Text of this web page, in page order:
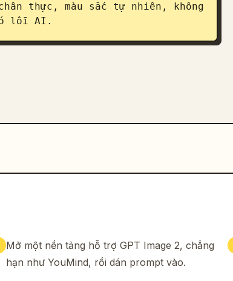
thực, màu sắc tự nhiên, không
lỗi AI.
Mở một nền tảng hỗ trợ GPT Image 2, chẳng
hạn như YouMind, rồi dán prompt vào.